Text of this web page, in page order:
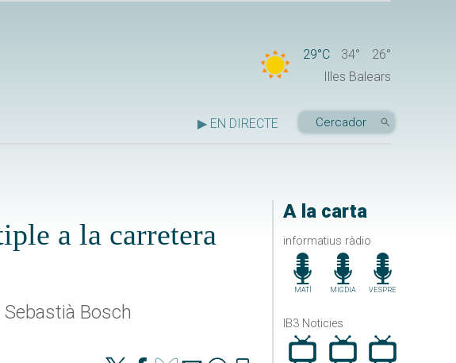
29°C 34°
26°
Illes Balears
▶ EN DIRECTE
A la carta
informatius ràdio
MATÍ MIGDIA VESPRE
IB3 Noticies
a la carretera
Bosch